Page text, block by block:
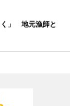
く」 地元漁師と